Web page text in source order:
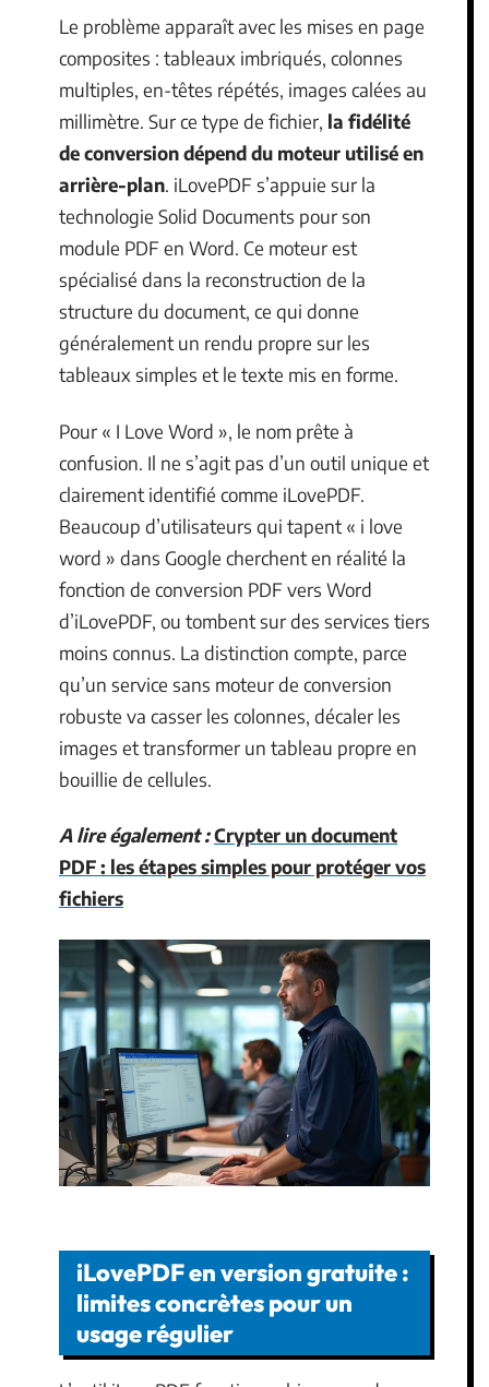
Le problème apparaît avec les mises en page
composites : tableaux imbriqués, colonnes
multiples, en-têtes répétés, images calées au
millimètre. Sur ce type de fichier, la fidélité
de conversion dépend du moteur utilisé en
arrière-plan. iLovePDF s’appuie sur la
technologie Solid Documents pour son
module PDF en Word. Ce moteur est
spécialisé dans la reconstruction de la
structure du document, ce qui donne
généralement un rendu propre sur les
tableaux simples et le texte mis en forme.
Pour « I Love Word », le nom prête à
confusion. Il ne s’agit pas d’un outil unique et
clairement identifié comme iLovePDF.
Beaucoup d’utilisateurs qui tapent « i love
word » dans Google cherchent en réalité la
fonction de conversion PDF vers Word
d’iLovePDF, ou tombent sur des services tiers
moins connus. La distinction compte, parce
qu’un service sans moteur de conversion
robuste va casser les colonnes, décaler les
images et transformer un tableau propre en
bouillie de cellules.
A lire également :Crypter un document
PDF : les étapes simples pour protéger vos
fichiers
iLovePDF en version gratuite :
limites concrètes pour un
usage régulier